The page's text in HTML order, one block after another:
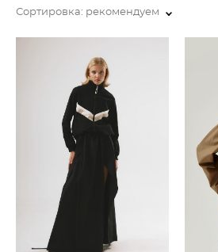
Сортировка: рекомендуем